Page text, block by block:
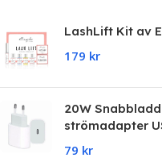
LashLift Kit av
179 kr
20W
strömadapter
79 kr